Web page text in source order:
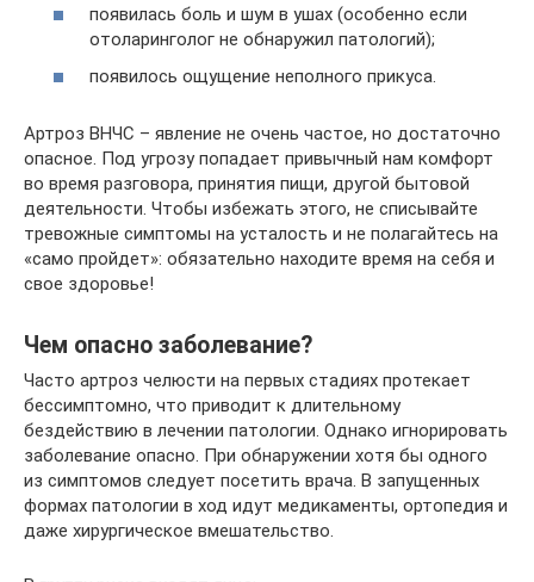
появилась боль и шум в ушах (особенно если
отоларинголог не обнаружил патологий);
появилось ощущение неполного прикуса.
Артроз ВНЧС – явление не очень частое, но достаточно
опасное. Под угрозу попадает привычный нам комфорт
во время разговора, принятия пищи, другой бытовой
деятельности. Чтобы избежать этого, не списывайте
тревожные симптомы на усталость и не полагайтесь на
«само пройдет»: обязательно находите время на себя и
свое здоровье!
Чем опасно заболевание?
Часто артроз челюсти на первых стадиях протекает
бессимптомно, что приводит к длительному
бездействию в лечении патологии. Однако игнорировать
заболевание опасно. При обнаружении хотя бы одного
из симптомов следует посетить врача. В запущенных
формах патологии в ход идут медикаменты, ортопедия и
даже хирургическое вмешательство.